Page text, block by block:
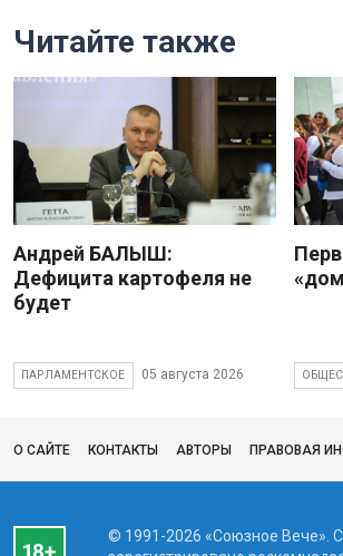
Читайте также
Андрей БАЛЫШ:
Дефицита картофеля не
будет
ПАРЛАМЕНТСКОЕ 05 августа 2026
О САЙТЕ КОНТАКТЫ АВТОРЫ ПРАВОВАЯ
© 1991-2026 «Союзное Вече».